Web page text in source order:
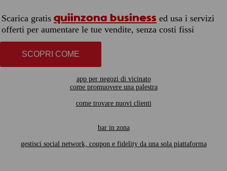
Scarica gratis quiinzona business ed usa i servizi
offerti per aumentare le tue vendite, senza costi fissi
SCOPRI COME
app per negozi di vicinato
come promuovere una palestra
come trovare nuovi clienti
bar in zona
gestisci social network, coupon e fidelity da una sola piattaforma